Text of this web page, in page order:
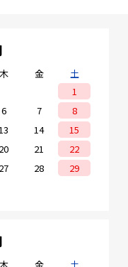
木 金
土
1
6 7
8
13 14
15
20 21
22
27 28
29
木 金
土